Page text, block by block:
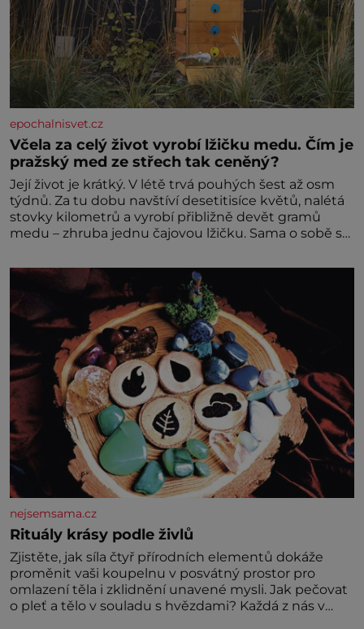
epochalnisvet.cz
Včela za celý život vyrobí lžičku medu. Čím je
pražský med ze střech tak ceněný?
Její život je krátký. V létě trvá pouhých šest až osm
týdnů. Za tu dobu navštíví desetitisíce květů, nalétá
stovky kilometrů a vyrobí přibližně devět gramů
medu – zhruba jednu čajovou lžičku. Sama o sobě se
dalšími desítkami tisíc příslušnic svého včelstva,
vznikne jeden z nejdokonalejších organismů
nejsemsama.cz
Rituály krásy podle živlů
Zjistěte, jak síla čtyř přírodních elementů dokáže
proměnit vaši koupelnu v posvátný prostor pro
omlazení těla i zklidnění unavené mysli. Jak pečovat
o pleť a tělo v souladu s hvězdami? Každá z nás v